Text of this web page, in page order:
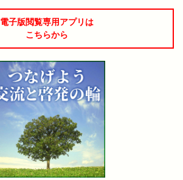
電子版閲覧専用アプリは
こちらから